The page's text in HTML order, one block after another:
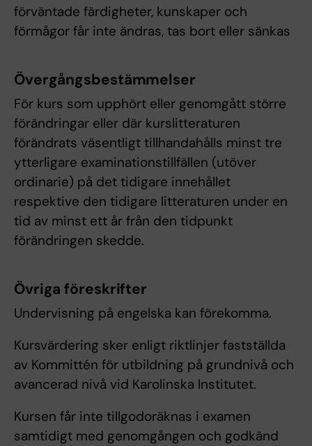
förväntade färdigheter, kunskaper och
förmågor får inte ändras, tas bort eller sänkas
Övergångsbestämmelser
För kurs som upphört eller genomgått större
förändringar eller där kurslitteraturen
förändrats väsentligt tillhandahålls minst tre
ytterligare examinationstillfällen (utöver
ordinarie) på det tidigare innehållet
respektive den tidigare litteraturen under en
tid av minst ett år från den tidpunkt
förändringen skedde.
Övriga föreskrifter
Undervisning på engelska kan förekomma.
Kursvärdering sker enligt riktlinjer fastställda
av Kommittén för utbildning på grundnivå och
avancerad nivå vid Karolinska Institutet.
Kursen får inte tillgodoräknas i examen
samtidigt med genomgången och godkänd